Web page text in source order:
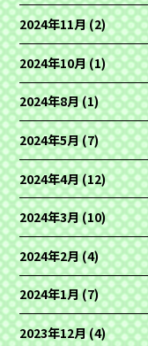
2024年11月(2)
2024年10月(1)
2024年8月(1)
2024年5月(7)
2024年4月(12)
2024年3月(10)
2024年2月(4)
2024年1月(7)
2023年12月(4)